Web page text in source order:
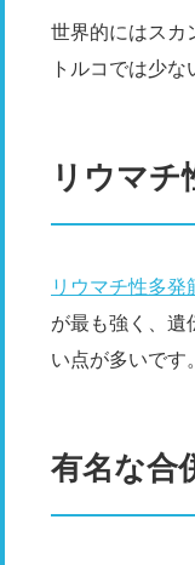
世界的にはスカ
トルコでは少な
リウマチ
リウマチ性多発
が最も強く、遺
い点が多いです。
有名な合